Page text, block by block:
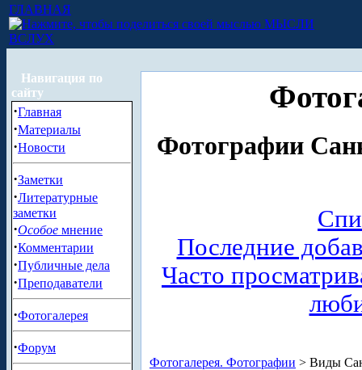
ГЛАВНАЯ
МЫСЛИ
ВСЛУХ
Навигация по
сайту
·Главная
·Материалы
·Новости
·Заметки
·Литературные
заметки
·Особое мнение
·Комментарии
·Публичные дела
·Преподаватели
·Фотогалерея
·Форум
Фотографии
Последние
Часто
Фотогалерея. Фотографии > Виды